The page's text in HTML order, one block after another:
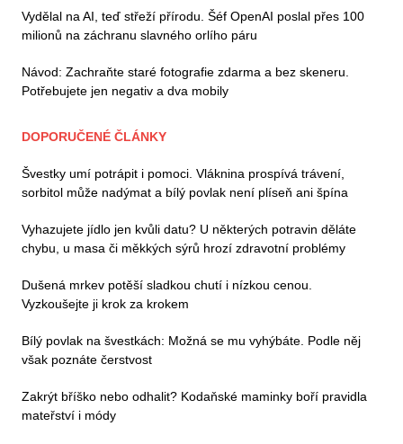
Vydělal na AI, teď střeží přírodu. Šéf OpenAI poslal přes 100
milionů na záchranu slavného orlího páru
Návod: Zachraňte staré fotografie zdarma a bez skeneru.
Potřebujete jen negativ a dva mobily
DOPORUČENÉ ČLÁNKY
Švestky umí potrápit i pomoci. Vláknina prospívá trávení,
sorbitol může nadýmat a bílý povlak není plíseň ani špína
Vyhazujete jídlo jen kvůli datu? U některých potravin děláte
chybu, u masa či měkkých sýrů hrozí zdravotní problémy
Dušená mrkev potěší sladkou chutí i nízkou cenou.
Vyzkoušejte ji krok za krokem
Bílý povlak na švestkách: Možná se mu vyhýbáte. Podle něj
však poznáte čerstvost
Zakrýt bříško nebo odhalit? Kodaňské maminky boří pravidla
mateřství i módy